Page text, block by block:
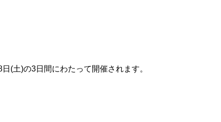
(土)の3日間にわたって開催されます。